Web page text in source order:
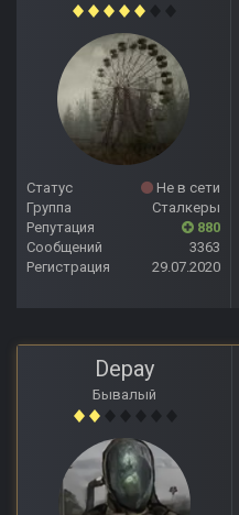
Статус
Не в сети
Группа
Сталкеры
Репутация
880
Сообщений
3363
Регистрация
29.07.2020
Depay
Бывалый